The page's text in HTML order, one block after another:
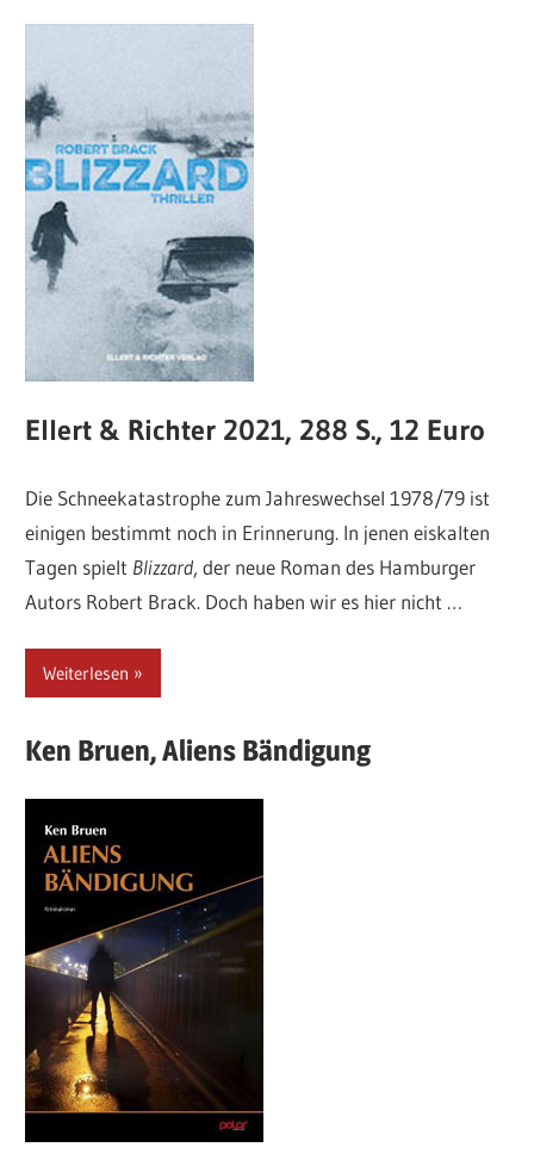
Ellert & Richter 2021, 288 S., 12 Euro
Die Schneekatastrophe zum Jahreswechsel 1978/79 ist
einigen bestimmt noch in Erinnerung. In jenen eiskalten
Tagen spielt Blizzard, der neue Roman des Hamburger
Autors Robert Brack. Doch haben wir es hier nicht …
Weiterlesen
Ken Bruen,Aliens Bändigung